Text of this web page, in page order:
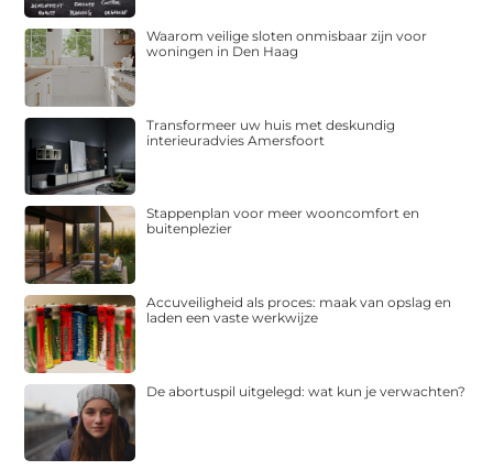
Waarom veilige sloten onmisbaar zijn voor
woningen in Den Haag
Transformeer uw huis met deskundig
interieuradvies Amersfoort
Stappenplan voor meer wooncomfort en
buitenplezier
Accuveiligheid als proces: maak van opslag en
laden een vaste werkwijze
De abortuspil uitgelegd: wat kun je verwachten?